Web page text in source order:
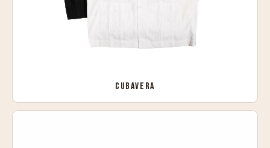
CUBAVERA